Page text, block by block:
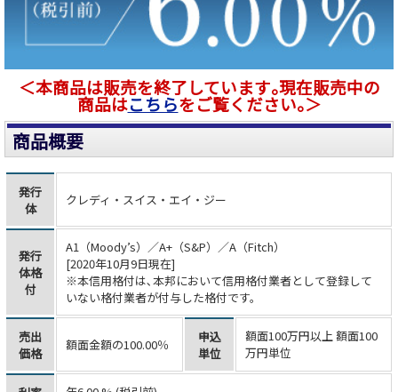
＜本商品は販売を終了しています｡現在販売中の
商品はこちらをご覧ください｡＞
商品概要
発行
体
クレディ・スイス・エイ・ジー
発行
体格
付
A1（Moody’s）／A+（S&P）／A（Fitch）
[2020年10月9日現在]
※本信用格付は､本邦において信用格付業者として登録して
いない格付業者が付与した格付です。
売出
価格
額面金額の100.00％
申込
単位
額面100万円以上 額面100
万円単位